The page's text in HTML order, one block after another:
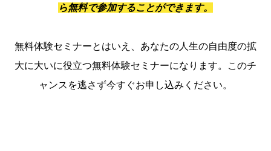
ら無料で参加することができます。
無料体験セミナーとはいえ、あなたの人生の自由度の拡
大に大いに役立つ無料体験セミナーになります。このチ
ャンスを逃さず今すぐお申し込みください。